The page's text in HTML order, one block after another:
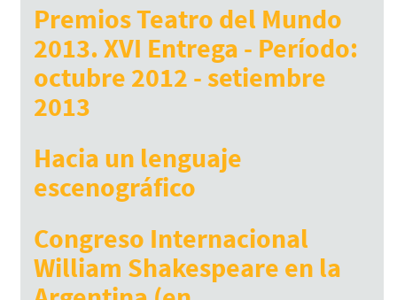
Premios Teatro del Mundo
2013. XVI Entrega - Período:
octubre 2012 - setiembre
2013
Hacia un lenguaje
escenográfico
Congreso Internacional
William Shakespeare en la